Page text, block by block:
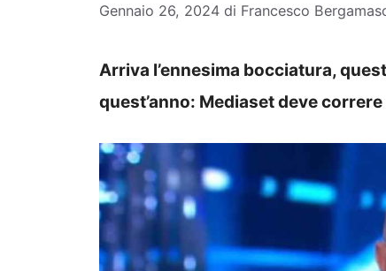
Gennaio 26, 2024 di Francesco
Arriva l’ennesima bocciatura,
quest’anno: Mediaset deve